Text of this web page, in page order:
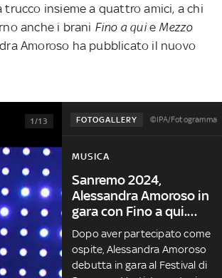
trucco insieme a quattro amici, a chi
anche i brani Fino a quie Mezzo
Amoroso ha pubblicato il nuovo
FOTOGALLERY ©IPA/Fotogramma
1/13
MUSICA
Sanremo 2024,
Alessandra Amoroso in
gara con Fino a qui.
FOTO
Dopo aver partecipato come
ospite, Alessandra Amoroso
debutta in gara al Festival di